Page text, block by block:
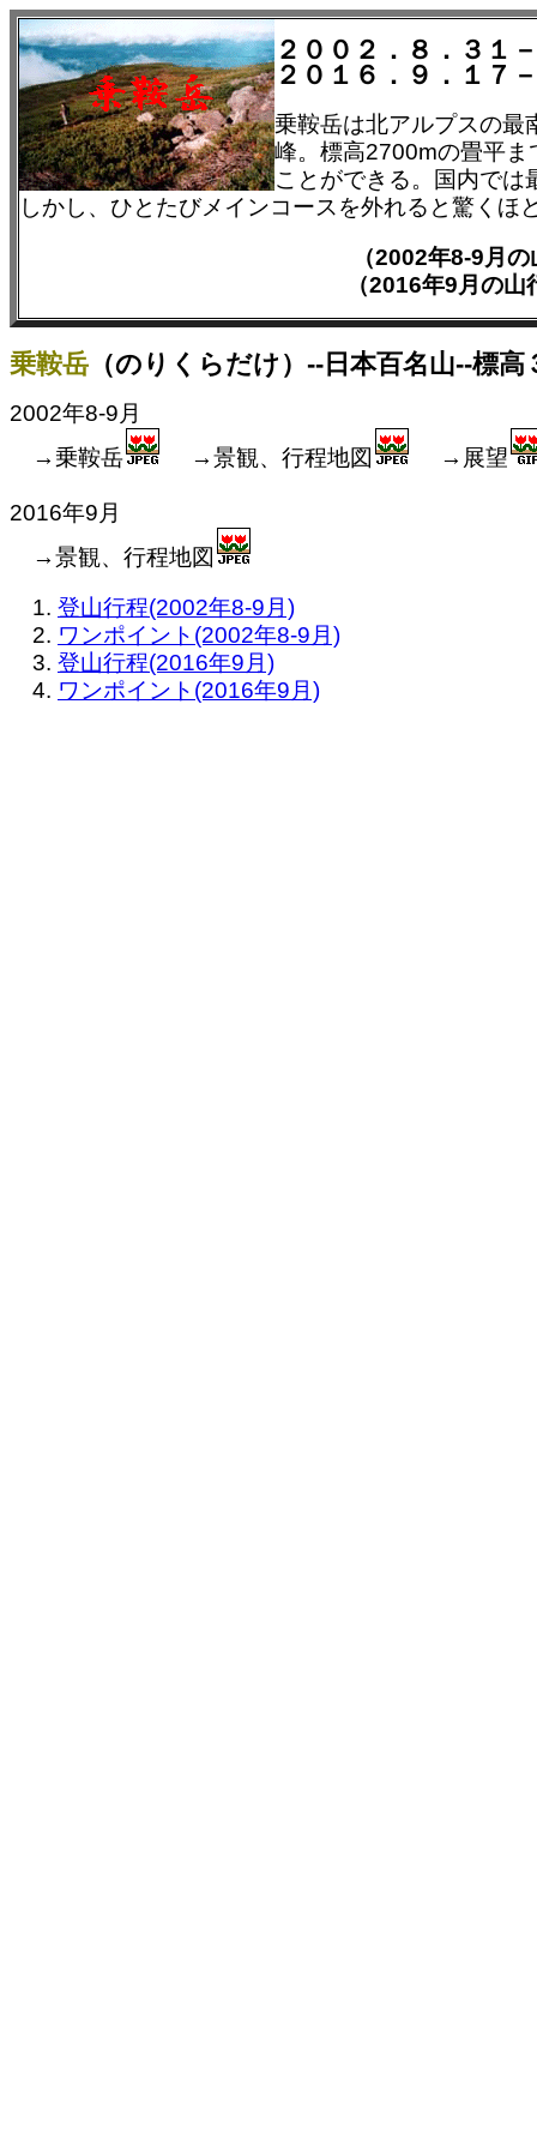
２００２．８．３１
２０１６．９．１７
乗鞍岳は北アルプスの最
峰。標高2700mの畳平
ことができる。国内で
しかし、ひとたびメインコースを外れると驚くほ
（2002年8-9月
（2016年9月の
乗鞍岳 （のりくらだけ）--日本百名山--標
2002年8-9月
→乗鞍岳
→景観、行程地図 →展望
2016年9月
→景観、行程地図
登山行程(2002年8-9月)
ワンポイント(2002年8-9月)
登山行程(2016年9月)
ワンポイント(2016年9月)